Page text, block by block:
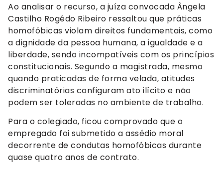
Ao analisar o recurso, a juíza convocada Ângela
Castilho Rogêdo Ribeiro ressaltou que práticas
homofóbicas violam direitos fundamentais, como
a dignidade da pessoa humana, a igualdade e a
liberdade, sendo incompatíveis com os princípios
constitucionais. Segundo a magistrada, mesmo
quando praticadas de forma velada, atitudes
discriminatórias configuram ato ilícito e não
podem ser toleradas no ambiente de trabalho.
Para o colegiado, ficou comprovado que o
empregado foi submetido a assédio moral
decorrente de condutas homofóbicas durante
quase quatro anos de contrato.